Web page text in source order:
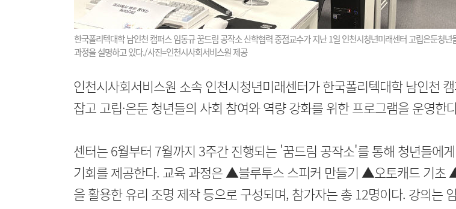
한국폴리텍대학 남인천 캠퍼스 임동규 꿈드림 공작소 산학협력 중점교수가 지난 1일 인천시청년미래센터 고립은둔청년
과정을 설명하고 있다./사진=인천시사회서비스원 제공
인천시사회서비스원 소속 인천시청년미래센터가 한국폴리텍대학 남인천
잡고 고립·은둔 청년들의 사회 참여와 역량 강화를 위한 프로그램을 운영한
센터는 6월부터 7월까지 3주간 진행되는 '꿈드림 공작소'를 통해 청년들에
기회를 제공한다. 교육 과정은 ▲블루투스 스피커 만들기 ▲오토캐드 기초
을 활용한 유리 조명 제작 등으로 구성되며, 참가자는 총 12명이다. 강의는